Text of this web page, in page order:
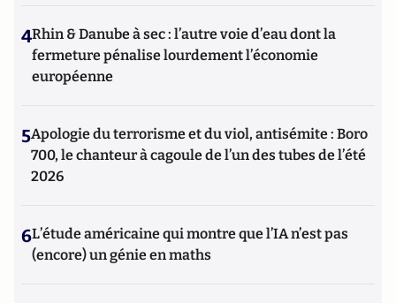
4Rhin & Danube à sec : l’autre voie d’eau dont la
fermeture pénalise lourdement l’économie
européenne
5Apologie du terrorisme et du viol, antisémite : Boro
700, le chanteur à cagoule de l’un des tubes de l’été
2026
6L’étude américaine qui montre que l’IA n’est pas
(encore) un génie en maths